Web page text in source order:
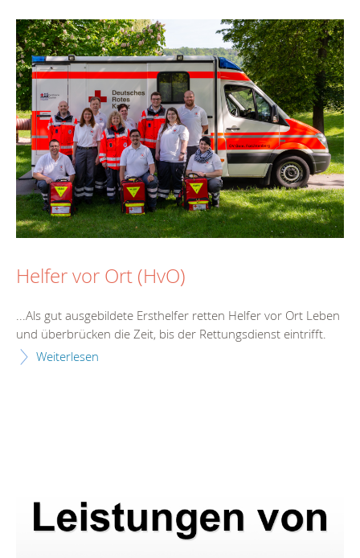
Helfer vor Ort (HvO)
...Als gut ausgebildete Ersthelfer retten Helfer vor Ort Leben
und überbrücken die Zeit, bis der Rettungsdienst eintrifft.
Weiterlesen